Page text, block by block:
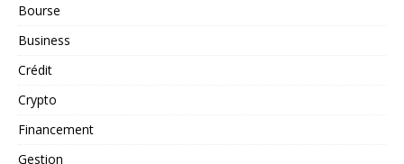
Bourse
Business
Crédit
Crypto
Financement
Gestion